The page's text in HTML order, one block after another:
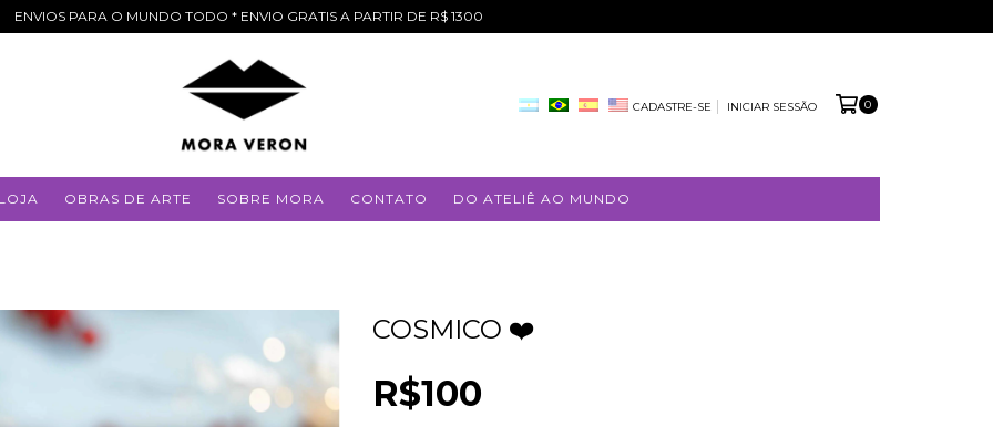
ENVIOS PARA O MUNDO TODO * ENVIO GRATIS A PARTIR DE R$ 1300
CADASTRE-SE INICIAR SESSÃO 0
OBRAS DE ARTE SOBRE MORA CONTATO DO ATELIÊ AO MUNDO
COSMICO ❤️
R$100